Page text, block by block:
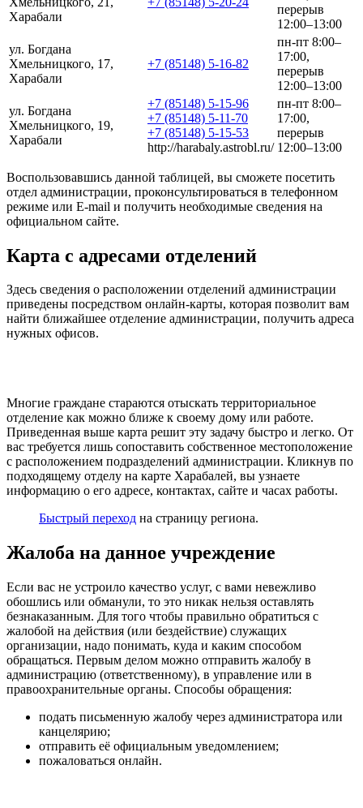
Харабали
перерыв
12:00–13:00
ул. Богдана
Хмельницкого, 17,
Харабали
+7 (85148) 5-16-82
пн-пт 8:00–
17:00,
перерыв
12:00–13:00
ул. Богдана
Хмельницкого, 19,
Харабали
+7 (85148) 5-15-96
+7 (85148) 5-11-70
+7 (85148) 5-15-53
http://harabaly.astrobl.ru/
пн-пт 8:00–
17:00,
перерыв
12:00–13:00
Воспользовавшись данной таблицей, вы сможете посетить
отдел администрации, проконсультироваться в телефонном
режиме или E-mail и получить необходимые сведения на
официальном сайте.
Карта с адресами отделений
Здесь сведения о расположении отделений администрации
приведены посредством онлайн-карты, которая позволит вам
найти ближайшее отделение администрации, получить адреса
нужных офисов.
Многие граждане стараются отыскать территориальное
отделение как можно ближе к своему дому или работе.
Приведенная выше карта решит эту задачу быстро и легко. От
вас требуется лишь сопоставить собственное местоположение
с расположением подразделений администрации. Кликнув по
подходящему отделу на карте Харабалей, вы узнаете
информацию о его адресе, контактах, сайте и часах работы.
Быстрый переход на страницу региона.
Жалоба на данное учреждение
Если вас не устроило качество услуг, с вами невежливо
обошлись или обманули, то это никак нельзя оставлять
безнаказанным. Для того чтобы правильно обратиться с
жалобой на действия (или бездействие) служащих
организации, надо понимать, куда и каким способом
обращаться. Первым делом можно отправить жалобу в
администрацию (ответственному), в управление или в
правоохранительные органы. Способы обращения:
подать письменную жалобу через администратора или
канцелярию;
отправить её официальным уведомлением;
пожаловаться онлайн.